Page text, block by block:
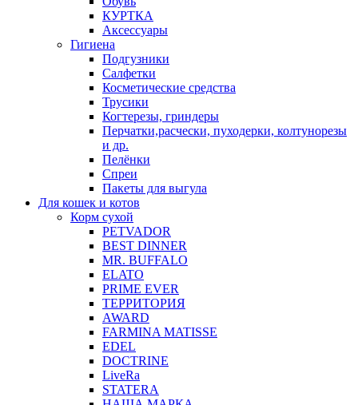
КУРТКА
Аксессуары
Гигиена
Подгузники
Салфетки
Косметические средства
Трусики
Когтерезы, гриндеры
Перчатки,расчески, пуходерки, колтунорезы
и др.
Пелёнки
Спреи
Пакеты для выгула
Для кошек и котов
Корм сухой
PETVADOR
BEST DINNER
MR. BUFFALO
ELATO
PRIME EVER
ТЕРРИТОРИЯ
AWARD
FARMINA MATISSE
EDEL
DOCTRINE
LiveRa
STATERA